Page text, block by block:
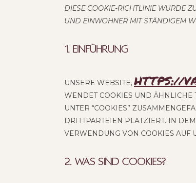
DIESE COO­KIE-RICHT­LI­NIE WURDE
UND EIN­WOH­NER MIT STÄN­DI­GEM
1. Ein­füh­rung
UNSE­RE WEB­SITE,HTTPS://
WEN­DET COO­KIES UND
UNTER “COO­KIES”
RITT­PAR­TEI­EN PLAT­ZIERT. IN
ER­WEN­DUNG VON COO­KIES AUF
2. Was sind Cookies?